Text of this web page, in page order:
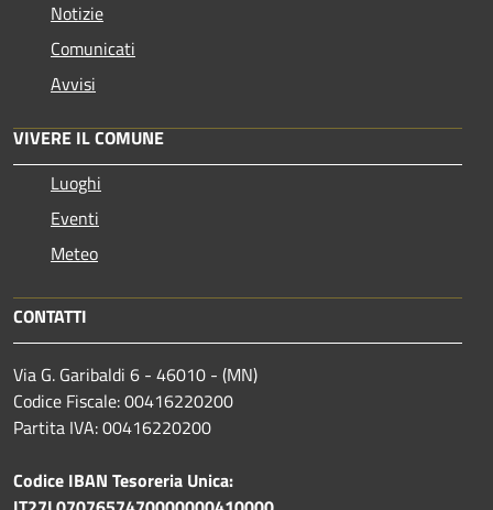
Notizie
Comunicati
Avvisi
VIVERE IL COMUNE
Luoghi
Eventi
Meteo
CONTATTI
Via G. Garibaldi 6 - 46010 - (MN)
Codice Fiscale: 00416220200
Partita IVA: 00416220200
Codice IBAN Tesoreria Unica: